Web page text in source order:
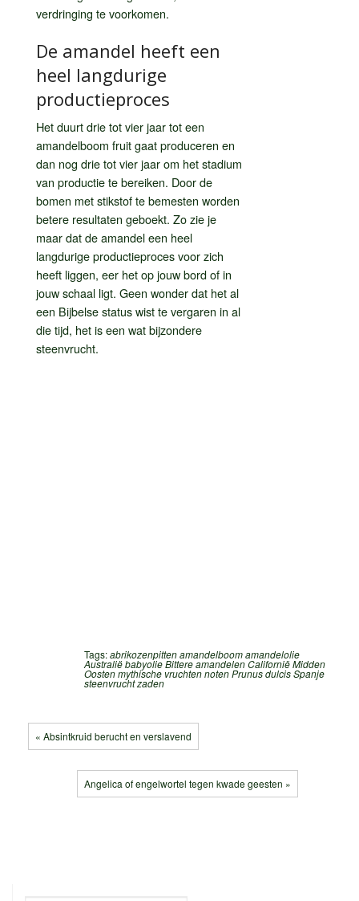
verdringing te voorkomen.
De amandel heeft een
heel langdurige
productieproces
Het duurt drie tot vier jaar tot een
amandelboom fruit gaat produceren en
dan nog drie tot vier jaar om het stadium
van productie te bereiken. Door de
bomen met stikstof te bemesten worden
betere resultaten geboekt. Zo zie je
maar dat de amandel een heel
langdurige productieproces voor zich
heeft liggen, eer het op jouw bord of in
jouw schaal ligt. Geen wonder dat het al
een Bijbelse status wist te vergaren in al
die tijd, het is een wat bijzondere
steenvrucht.
Tags:abrikozenpittenamandelboomamandelolie
AustraliëbabyolieBittere amandelenCaliforniëMidden
Oostenmythische vruchtennotenPrunus dulcisSpanje
steenvruchtzaden
« Absintkruid berucht en verslavend
Angelica of engelwortel tegen kwade geesten »